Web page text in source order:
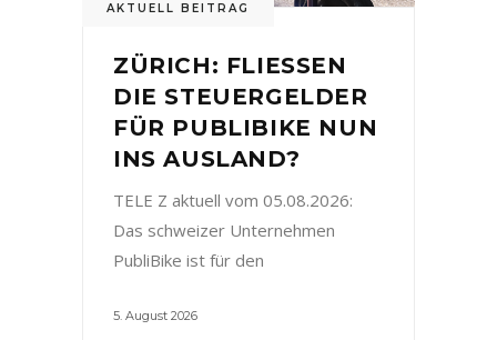
AKTUELL BEITRAG
ZÜRICH: FLIESSEN
DIE STEUERGELDER
FÜR PUBLIBIKE NUN
INS AUSLAND?
TELE Z aktuell vom 05.08.2026:
Das schweizer Unternehmen
PubliBike ist für den
5. August 2026